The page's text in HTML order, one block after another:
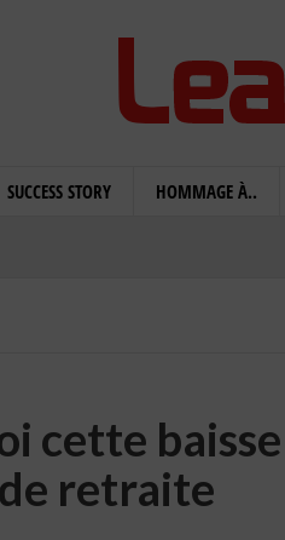
SUCCESS STORY HOMMAGE À..
cette
de retraite